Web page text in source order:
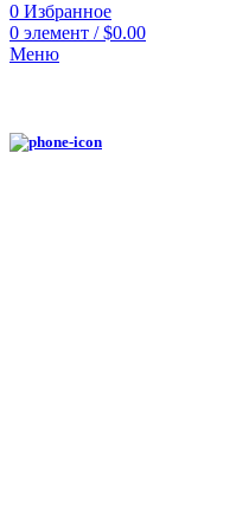
0 Избранное
0 элемент / $0.00
Меню